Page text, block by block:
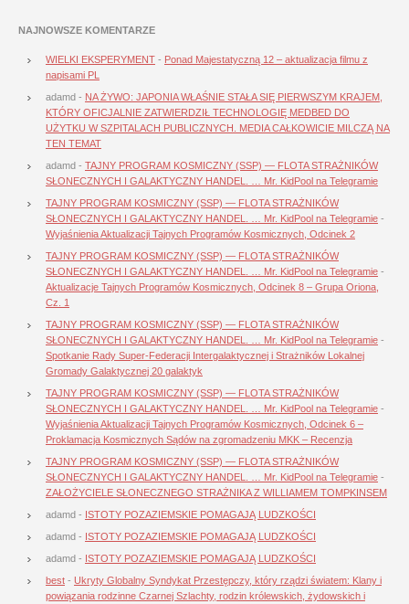
NAJNOWSZE KOMENTARZE
WIELKI EKSPERYMENT - Ponad Majestatyczną 12 – aktualizacja filmu z
napisami PL
adamd - NA ŻYWO: JAPONIA WŁAŚNIE STAŁA SIĘ PIERWSZYM KRAJEM,
KTÓRY OFICJALNIE ZATWIERDZIŁ TECHNOLOGIĘ MEDBED DO
UŻYTKU W SZPITALACH PUBLICZNYCH. MEDIA CAŁKOWICIE MILCZĄ NA
TEN TEMAT
adamd - TAJNY PROGRAM KOSMICZNY (SSP) — FLOTA STRAŻNIKÓW
SŁONECZNYCH I GALAKTYCZNY HANDEL. … Mr. KidPool na Telegramie
TAJNY PROGRAM KOSMICZNY (SSP) — FLOTA STRAŻNIKÓW
SŁONECZNYCH I GALAKTYCZNY HANDEL. … Mr. KidPool na Telegramie -
Wyjaśnienia Aktualizacji Tajnych Programów Kosmicznych, Odcinek 2
TAJNY PROGRAM KOSMICZNY (SSP) — FLOTA STRAŻNIKÓW
SŁONECZNYCH I GALAKTYCZNY HANDEL. … Mr. KidPool na Telegramie -
Aktualizacje Tajnych Programów Kosmicznych, Odcinek 8 – Grupa Oriona,
Cz. 1
TAJNY PROGRAM KOSMICZNY (SSP) — FLOTA STRAŻNIKÓW
SŁONECZNYCH I GALAKTYCZNY HANDEL. … Mr. KidPool na Telegramie -
Spotkanie Rady Super-Federacji Intergalaktycznej i Strażników Lokalnej
Gromady Galaktycznej 20 galaktyk
TAJNY PROGRAM KOSMICZNY (SSP) — FLOTA STRAŻNIKÓW
SŁONECZNYCH I GALAKTYCZNY HANDEL. … Mr. KidPool na Telegramie -
Wyjaśnienia Aktualizacji Tajnych Programów Kosmicznych, Odcinek 6 –
Proklamacja Kosmicznych Sądów na zgromadzeniu MKK – Recenzja
TAJNY PROGRAM KOSMICZNY (SSP) — FLOTA STRAŻNIKÓW
SŁONECZNYCH I GALAKTYCZNY HANDEL. … Mr. KidPool na Telegramie -
ZAŁOŻYCIELE SŁONECZNEGO STRAŻNIKA Z WILLIAMEM TOMPKINSEM
adamd - ISTOTY POZAZIEMSKIE POMAGAJĄ LUDZKOŚCI
adamd - ISTOTY POZAZIEMSKIE POMAGAJĄ LUDZKOŚCI
adamd - ISTOTY POZAZIEMSKIE POMAGAJĄ LUDZKOŚCI
best - Ukryty Globalny Syndykat Przestępczy, który rządzi światem: Klany i
powiązania rodzinne Czarnej Szlachty, rodzin królewskich, żydowskich i